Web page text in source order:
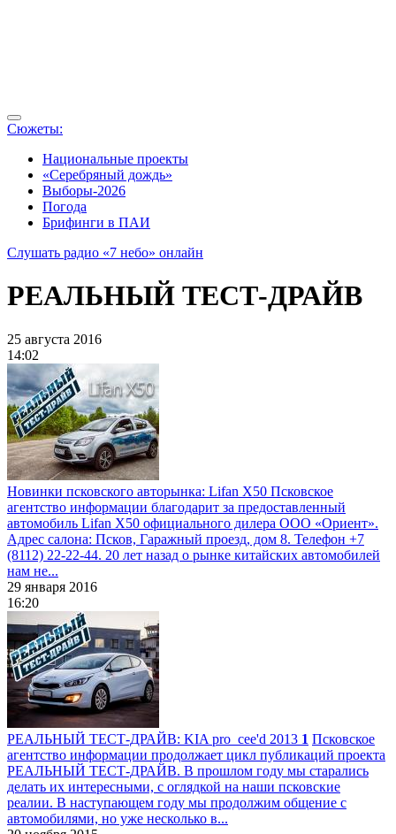
Сюжеты:
Национальные проекты
«Серебряный дождь»
Выборы-2026
Погода
Брифинги в ПАИ
Слушать радио «7 небо» онлайн
РЕАЛЬНЫЙ ТЕСТ-ДРАЙВ
25 августа 2016
14:02
Новинки псковского авторынка: Lifan X50 Псковское
агентство информации благодарит за предоставленный
автомобиль Lifan X50 официального дилера ООО «Ориент».
Адрес салона: Псков, Гаражный проезд, дом 8. Телефон +7
(8112) 22-22-44. 20 лет назад о рынке китайских автомобилей
нам не...
29 января 2016
16:20
РЕАЛЬНЫЙ ТЕСТ-ДРАЙВ: KIA pro_cee'd 2013 1 Псковское
агентство информации продолжает цикл публикаций проекта
РЕАЛЬНЫЙ ТЕСТ-ДРАЙВ. В прошлом году мы старались
делать их интересными, с оглядкой на наши псковские
реалии. В наступающем году мы продолжим общение с
автомобилями, но уже несколько в...